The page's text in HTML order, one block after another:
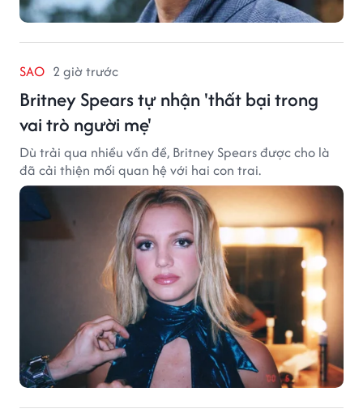
SAO 2 giờ trước
Britney Spears tự nhận 'thất bại trong
vai trò người mẹ'
Dù trải qua nhiều vấn đề, Britney Spears được cho là
đã cải thiện mối quan hệ với hai con trai.